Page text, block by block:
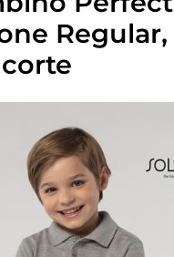
Regular,